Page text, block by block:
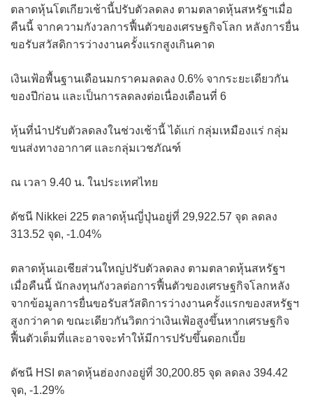
ตลาดหุ้นโตเกียวเช้านี้ปรับตัวลดลง ตามตลาดหุ้นสหรัฐฯเมื่อ
คืนนี้ จากความกังวลการฟื้นตัวของเศรษฐกิจโลก หลังการยื่น
ขอรับสวัสดิการว่างงานครั้งแรกสูงเกินคาด
เงินเฟ้อพื้นฐานเดือนมกราคมลดลง 0.6% จากระยะเดียวกัน
ของปีก่อน และเป็นการลดลงต่อเนื่องเดือนที่ 6
หุ้นที่นำปรับตัวลดลงในช่วงเช้านี้ ได้แก่ กลุ่มเหมืองแร่ กลุ่ม
ขนส่งทางอากาศ และกลุ่มเวชภัณฑ์
ณ เวลา 9.40 น. ในประเทศไทย
ดัชนี Nikkei 225 ตลาดหุ้นญี่ปุ่นอยู่ที่ 29,922.57 จุด ลดลง
313.52 จุด, -1.04%
ตลาดหุ้นเอเชียส่วนใหญ่ปรับตัวลดลง ตามตลาดหุ้นสหรัฐฯ
เมื่อคืนนี้ นักลงทุนกังวลต่อการฟื้นตัวของเศรษฐกิจโลกหลัง
จากข้อมูลการยื่นขอรับสวัสดิการว่างงานครั้งแรกของสหรัฐฯ
สูงกว่าคาด ขณะเดียวกันวิตกว่าเงินเฟ้อสูงขึ้นหากเศรษฐกิจ
ฟื้นตัวเต็มที่และอาจจะทำให้มีการปรับขึ้นดอกเบี้ย
ดัชนี HSI ตลาดหุ้นฮ่องกงอยู่ที่ 30,200.85 จุด ลดลง 394.42
จุด, -1.29%